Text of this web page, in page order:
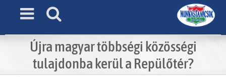
Újra magyar többségi közösségi
tulajdonba kerül a Repülőtér?